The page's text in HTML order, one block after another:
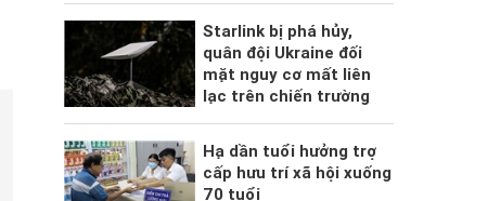
Starlink bị phá hủy,
quân đội Ukraine đối
mặt nguy cơ mất liên
lạc trên chiến trường
Hạ dần tuổi hưởng trợ
cấp hưu trí xã hội xuống
70 tuổi